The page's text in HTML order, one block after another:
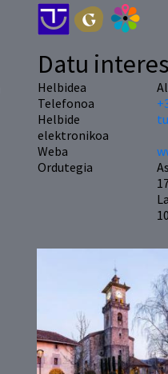
Datu
Helbidea
Telefonoa
Helbide
elektronikoa
Weba
Ordutegia